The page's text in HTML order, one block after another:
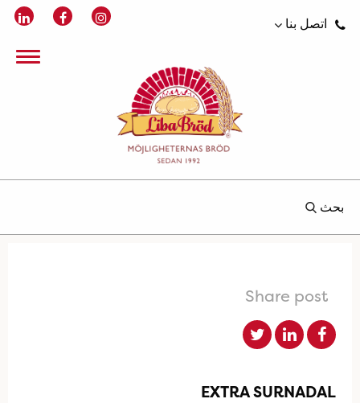
اتصل بنا
بحث
Share post
EXTRA SURNADAL